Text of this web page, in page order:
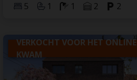
5 1 1 2 2
VERKOCHT VOOR HET ONLINE
KWAM